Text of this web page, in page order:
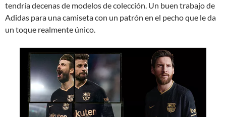
tendría decenas de modelos de colección. Un buen trabajo de
Adidas para una camiseta con un patrón en el pecho que le da
un toque realmente único.